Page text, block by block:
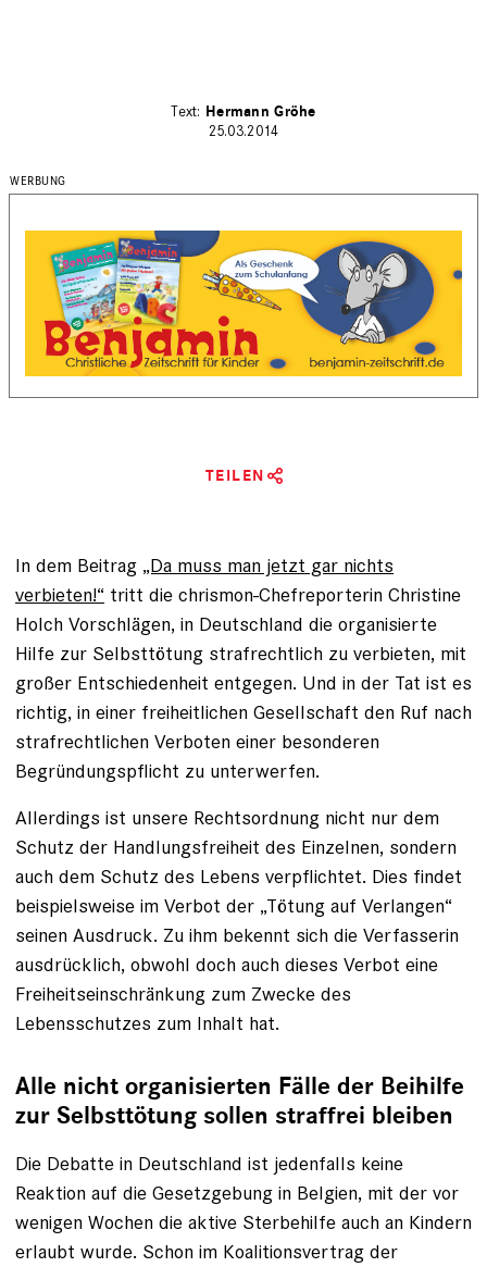
Hermann Gröhe
25.03.2014
TEILEN
In dem Beitrag „Da muss man jetzt gar nichts
verbieten!“ tritt die chrismon-Chef­reporterin Christine
Holch Vorschlägen, in Deutschland die organisierte
Hilfe zur Selbsttötung strafrechtlich zu verbieten, mit
großer Entschiedenheit entgegen. Und in der Tat ist es
richtig, in einer freiheitlichen Gesellschaft den Ruf nach
strafrechtlichen Verboten einer besonderen
Begründungspflicht zu unterwerfen.
Allerdings ist unsere Rechtsordnung nicht nur dem
Schutz der Handlungsfreiheit des Einzelnen, sondern
auch dem Schutz des Lebens verpflichtet. Dies findet
beispielsweise im Verbot der „Tötung auf Verlangen“
seinen Aus­druck. Zu ihm bekennt sich die Verfasserin
ausdrücklich, obwohl doch auch dieses Verbot eine
Freiheitseinschränkung zum Zwecke des
Lebensschutzes zum Inhalt hat.
Alle nicht organisierten Fälle der Beihilfe
zur Selbsttötung sollen straffrei bleiben
Die Debatte in Deutschland ist jedenfalls keine
Reaktion auf die Gesetzgebung in ­Belgien, mit der vor
wenigen Wochen die ­aktive Sterbehilfe auch an Kindern
erlaubt wurde. Schon im Koalitionsvertrag der